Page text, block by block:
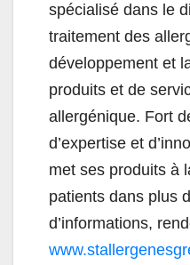
spécialisé dans le
traitement des
développement et
produits et de
allergénique. Fort
d’expertise et
met ses produits à
patients dans plus
d’informations,